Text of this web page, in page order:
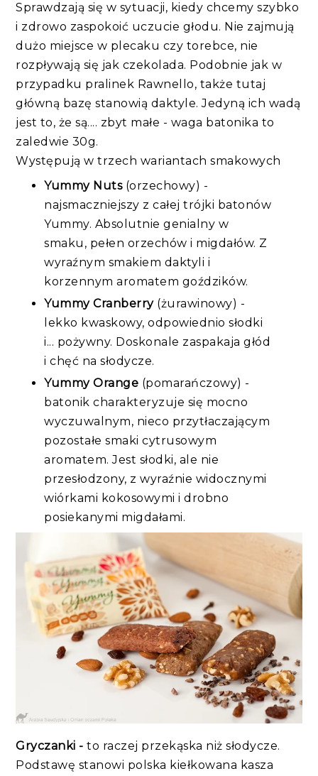
Sprawdzają się w sytuacji, kiedy chcemy szybko
i zdrowo zaspokoić uczucie głodu. Nie zajmują
dużo miejsce w plecaku czy torebce, nie
rozpływają się jak czekolada. Podobnie jak w
przypadku pralinek Rawnello, także tutaj
główną bazę stanowią daktyle. Jedyną ich wadą
jest to, że są.... zbyt małe - waga batonika to
zaledwie 30g.
Występują w trzech wariantach smakowych
Yummy Nuts (orzechowy) -
najsmaczniejszy z całej trójki batonów
Yummy. Absolutnie genialny w
smaku, pełen orzechów i migdałów. Z
wyraźnym smakiem daktyli i
korzennym aromatem goździków.
Yummy Cranberry(żurawinowy) -
lekko kwaskowy, odpowiednio słodki
i... pożywny. Doskonale zaspakaja głód
i chęć na słodycze.
Yummy Orange (pomarańczowy) -
batonik charakteryzuje się mocno
wyczuwalnym, nieco przytłaczającym
pozostałe smaki cytrusowym
aromatem. Jest słodki, ale nie
przesłodzony, z wyraźnie widocznymi
wiórkami kokosowymi i drobno
posiekanymi migdałami.
Gryczanki - to raczej przekąska niż słodycze.
Podstawę stanowi polska kiełkowana kasza